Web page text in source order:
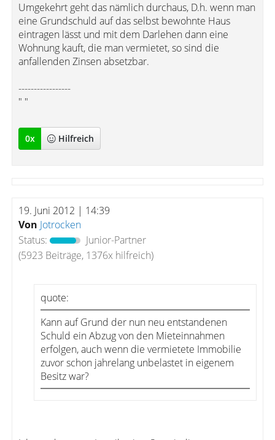
Umgekehrt geht das nämlich durchaus, D.h. wenn man
eine Grundschuld auf das selbst bewohnte Haus
eintragen lässt und mit dem Darlehen dann eine
Wohnung kauft, die man vermietet, so sind die
anfallenden Zinsen absetzbar.
-----------------
" "
0x Hilfreich
19. Juni 2012 | 14:39
Von Jotrocken
Status:
Junior-Partner
(5923 Beiträge, 1376x hilfreich)
quote:
Kann auf Grund der nun neu entstandenen
Schuld ein Abzug von den Mieteinnahmen
erfolgen, auch wenn die vermietete Immobilie
zuvor schon jahrelang unbelastet in eigenem
Besitz war?